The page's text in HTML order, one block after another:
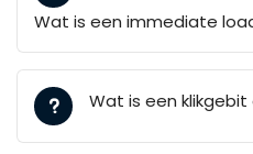
Wat is een immediate
Wat is een